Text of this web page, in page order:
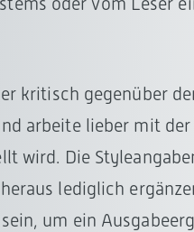
kritisch gegenüber
arbeite lieber mit
wird. Die
lediglich
um ein